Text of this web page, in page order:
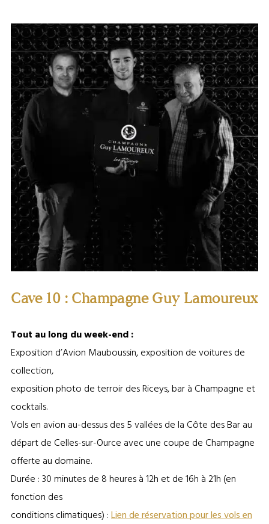
Cave 10 : Champagne Guy Lamoureux
Tout au long du week-end :
Exposition d’Avion Mauboussin, exposition de voitures de
collection,
exposition photo de terroir des Riceys, bar à Champagne et
cocktails.
Vols en avion au-dessus des 5 vallées de la Côte des Bar au
départ de Celles-sur-Ource avec une coupe de Champagne
offerte au domaine.
Durée : 30 minutes de 8 heures à 12h et de 16h à 21h (en
fonction des
conditions climatiques) :Lien de réservation pour les vols en